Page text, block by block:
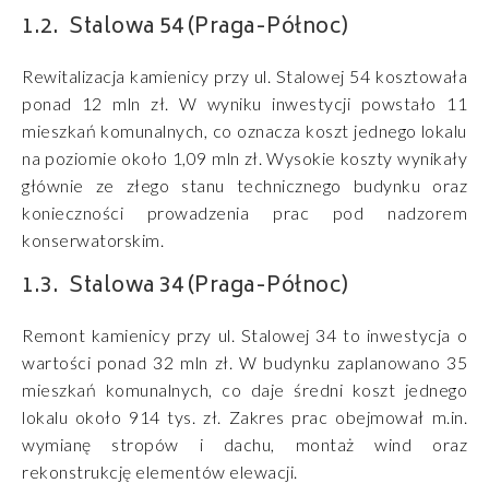
Stalowa 54 (Praga-Północ)
Rewitalizacja kamienicy przy ul. Stalowej 54 kosztowała
ponad 12 mln zł. W wyniku inwestycji powstało 11
mieszkań komunalnych, co oznacza koszt jednego lokalu
na poziomie około 1,09 mln zł. Wysokie koszty wynikały
głównie ze złego stanu technicznego budynku oraz
konieczności prowadzenia prac pod nadzorem
konserwatorskim.
Stalowa 34 (Praga-Północ)
Remont kamienicy przy ul. Stalowej 34 to inwestycja o
wartości ponad 32 mln zł. W budynku zaplanowano 35
mieszkań komunalnych, co daje średni koszt jednego
lokalu około 914 tys. zł. Zakres prac obejmował m.in.
wymianę stropów i dachu, montaż wind oraz
rekonstrukcję elementów elewacji.